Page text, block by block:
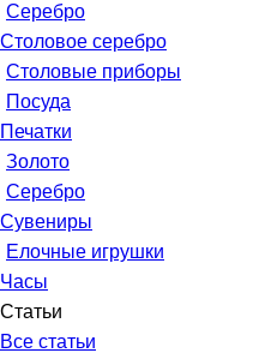
Серебро
Столовое серебро
Столовые приборы
Посуда
Печатки
Золото
Серебро
Сувениры
Елочные игрушки
Часы
Статьи
Все статьи